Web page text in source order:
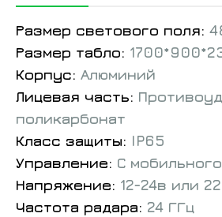
Размер светового поля:
Размер табло:
Корпус: Алюминий
Лицевая часть:
поликарбонат
Класс защиты: IP65
Управление: С
Напряжение: 12-24в или
Частота радара: 24 ГГц